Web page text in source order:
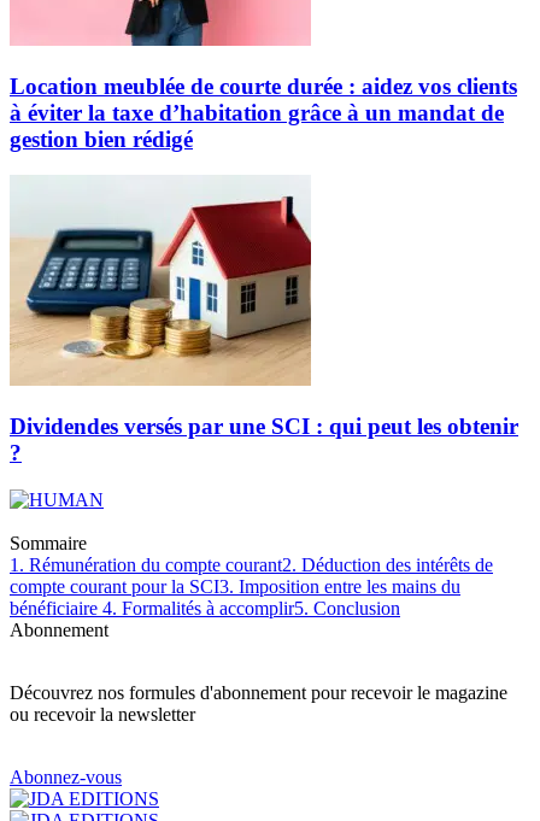
Location meublée de courte durée : aidez vos clients
à éviter la taxe d’habitation grâce à un mandat de
gestion bien rédigé
Dividendes versés par une SCI : qui peut les obtenir
?
Sommaire
1. Rémunération du compte courant2. Déduction des intérêts de
compte courant pour la SCI3. Imposition entre les mains du
bénéficiaire 4. Formalités à accomplir5. Conclusion
Abonnement
Découvrez nos formules d'abonnement pour recevoir le magazine
ou recevoir la newsletter
Abonnez-vous